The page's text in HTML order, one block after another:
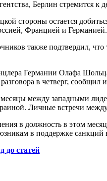
Берлин стремится к
стороны остается
Францией и Германией.
также подтвердил,
Германии Олафа
в четверг,
между западными
Личные встречи
в должность в этом
в поддержке санкций
до статей